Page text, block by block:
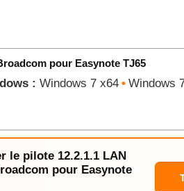
pour Easynote TJ65
: Windows 7 x64 • Windows
le pilote 12.2.1.1 LAN
pour Easynote